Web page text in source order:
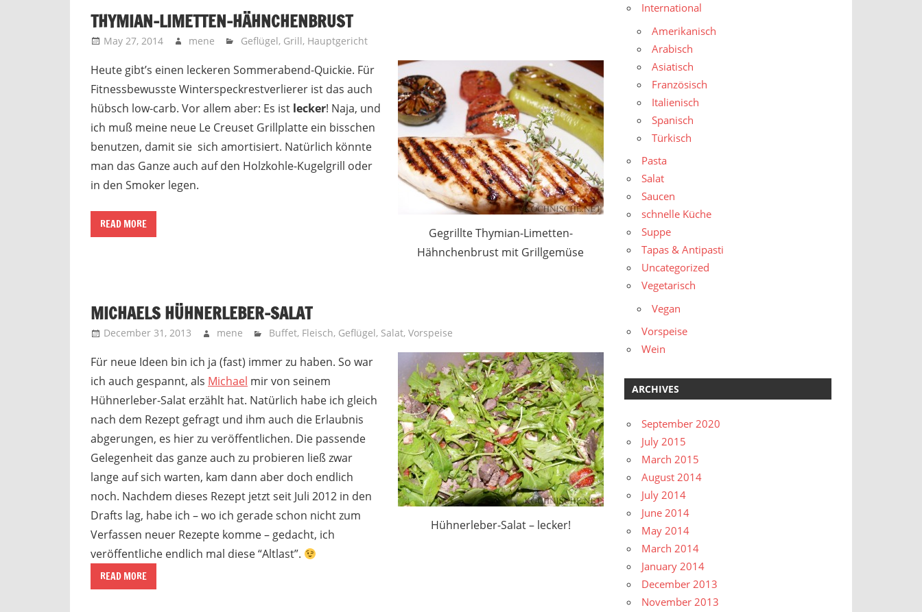
THYMIAN-LIMETTEN-HÄHNCHENBRUST
May 27, 2014 mene Geflügel, Grill, Hauptgericht
Gegrillte Thymian-Limetten-
Hähnchenbrust mit Grillgemüse
Heute gibt’s einen leckeren Sommerabend-Quickie. Für
Fitnessbewusste Winterspeckrestverlierer ist das auch
hübsch low-carb. Vor allem aber: Es ist lecker! Naja, und
ich muß meine neue Le Creuset Grillplatte ein bisschen
benutzen, damit sie sich amortisiert. Natürlich könnte
man das Ganze auch auf den Holzkohle-Kugelgrill oder
in den Smoker legen.
READ MORE
MICHAELS HÜHNERLEBER-SALAT
December 31, 2013 mene Buffet, Fleisch, Geflügel, Salat, Vorspeise
Hühnerleber-Salat – lecker!
Für neue Ideen bin ich ja (fast) immer zu haben. So war
ich auch gespannt, als Michael mir von seinem
Hühnerleber-Salat erzählt hat. Natürlich habe ich gleich
nach dem Rezept gefragt und ihm auch die Erlaubnis
abgerungen, es hier zu veröffentlichen. Die passende
Gelegenheit das ganze auch zu probieren ließ zwar
lange auf sich warten, kam dann aber doch endlich
noch. Nachdem dieses Rezept jetzt seit Juli 2012 in den
Drafts lag, habe ich – wo ich gerade schon nicht zum
Verfassen neuer Rezepte komme – gedacht, ich
veröffentliche endlich mal diese “Altlast”.
READ MORE
International
Amerikanisch
Arabisch
Asiatisch
Französisch
Italienisch
Spanisch
Türkisch
Pasta
Salat
Saucen
schnelle Küche
Suppe
Tapas & Antipasti
Uncategorized
Vegetarisch
Vegan
Vorspeise
Wein
ARCHIVES
September 2020
July 2015
March 2015
August 2014
July 2014
June 2014
May 2014
March 2014
January 2014
December 2013
November 2013